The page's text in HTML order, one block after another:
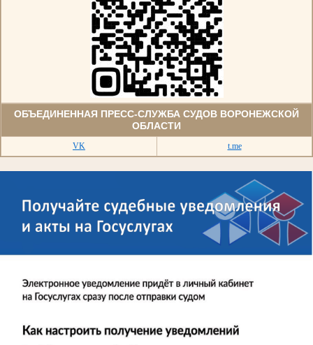
ОБЪЕДИНЕННАЯ ПРЕСС-СЛУЖБА СУДОВ ВОРОНЕЖСКОЙ
ОБЛАСТИ
VK t.me